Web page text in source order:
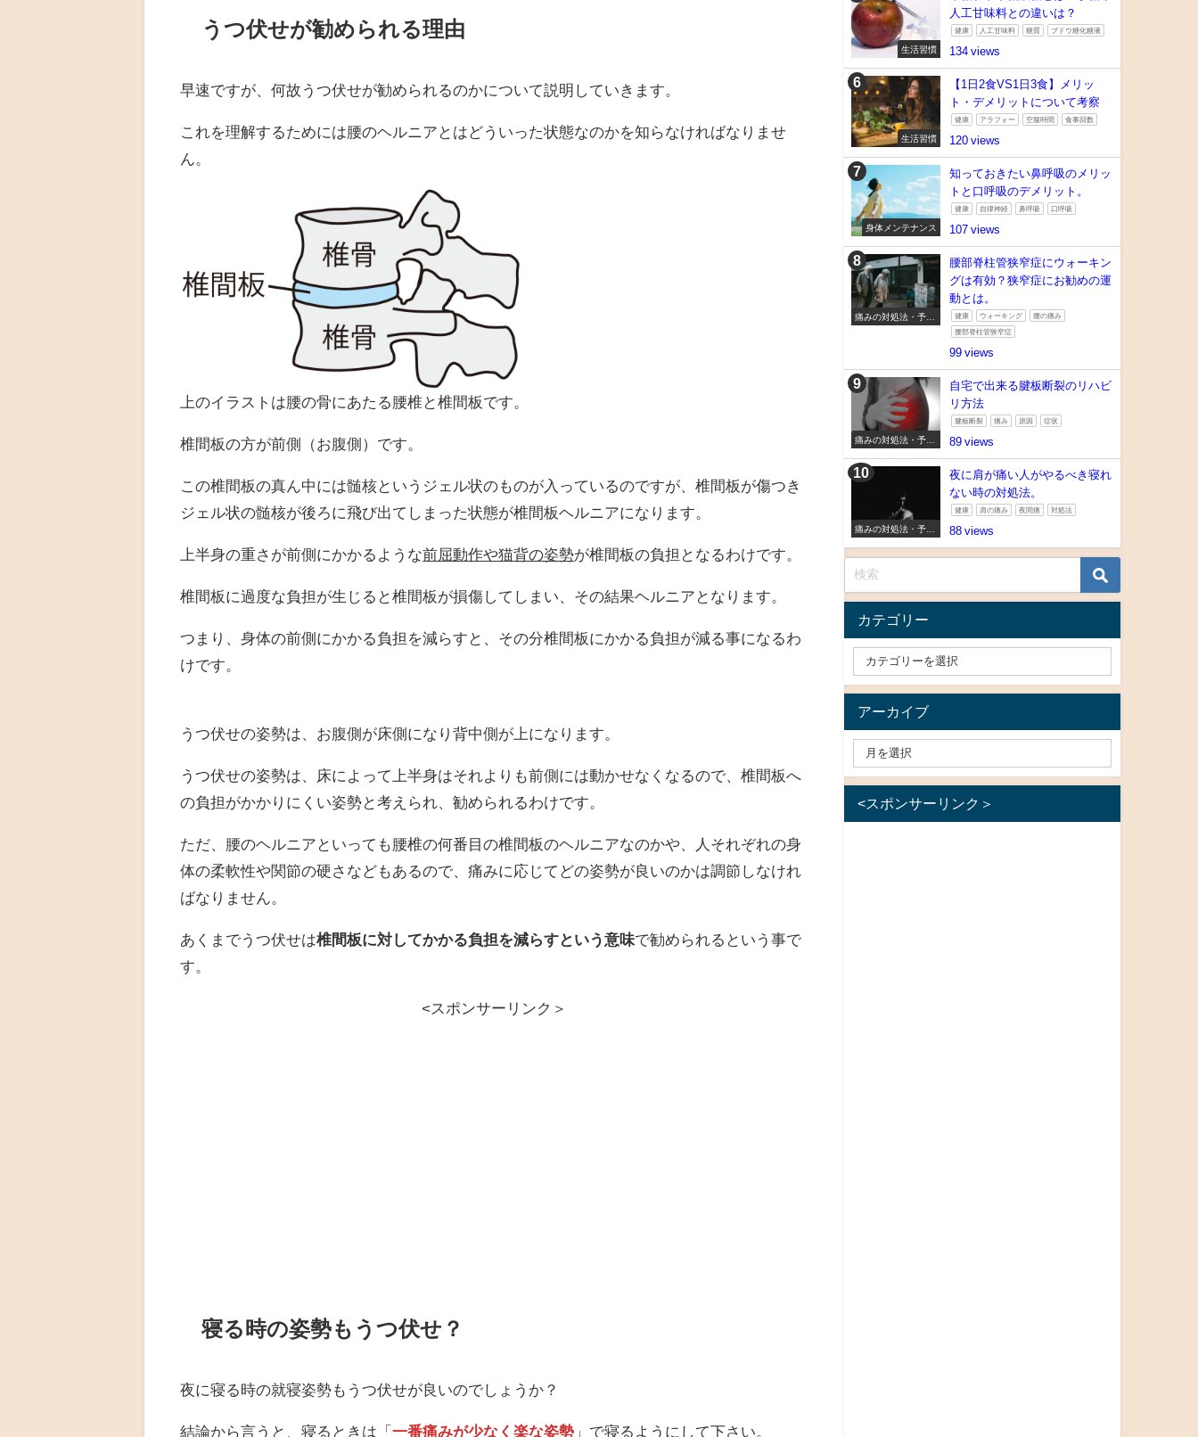
うつ伏せが勧められる理由
早速ですが、何故うつ伏せが勧められるのかについて説明していきます。
これを理解するためには腰のヘルニアとはどういった状態なのかを知らなければなりませ
ん。
上のイラストは腰の骨にあたる腰椎と椎間板です。
椎間板の方が前側（お腹側）です。
この椎間板の真ん中には髄核というジェル状のものが入っているのですが、椎間板が傷つき
ジェル状の髄核が後ろに飛び出てしまった状態が椎間板ヘルニアになります。
上半身の重さが前側にかかるような前屈動作や猫背の姿勢が椎間板の負担となるわけです。
椎間板に過度な負担が生じると椎間板が損傷してしまい、その結果ヘルニアとなります。
つまり、身体の前側にかかる負担を減らすと、その分椎間板にかかる負担が減る事になるわ
けです。
うつ伏せの姿勢は、お腹側が床側になり背中側が上になります。
うつ伏せの姿勢は、床によって上半身はそれよりも前側には動かせなくなるので、椎間板へ
の負担がかかりにくい姿勢と考えられ、勧められるわけです。
ただ、腰のヘルニアといっても腰椎の何番目の椎間板のヘルニアなのかや、人それぞれの身
体の柔軟性や関節の硬さなどもあるので、痛みに応じてどの姿勢が良いのかは調節しなけれ
ばなりません。
あくまでうつ伏せは椎間板に対してかかる負担を減らすという意味で勧められるという事で
す。
<スポンサーリンク＞
寝る時の姿勢もうつ伏せ？
夜に寝る時の就寝姿勢もうつ伏せが良いのでしょうか？
結論から言うと、寝るときは「一番痛みが少なく楽な姿勢 」で寝るようにして下さい。
生活習慣
人工甘味料との違いは？
健康 人工甘味料 糖質 ブドウ糖化糖液
134
生活習慣
【1日2食VS1日3食】メリッ
ト・デメリットについて考察
健康 アラフォー 空腹時間 食事回数
120
身体メンテナンス
知っておきたい鼻呼吸のメリッ
トと口呼吸のデメリット。
健康 自律神経 鼻呼吸 口呼吸
107
痛みの対処法・予防
腰部脊柱管狭窄症にウォーキン
グは有効？狭窄症にお勧めの運
動とは。
健康 ウォーキング 腰の痛み
腰部脊柱管狭窄症
99
痛みの対処法・予防
自宅で出来る腱板断裂のリハビ
リ方法
腱板断裂 痛み 原因 症状
89
痛みの対処法・予防
夜に肩が痛い人がやるべき寝れ
ない時の対処法。
健康 肩の痛み 夜間痛 対処法
88
カテゴリー
アーカイブ
<スポンサーリンク＞